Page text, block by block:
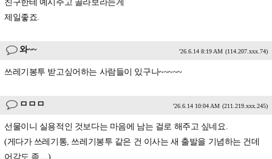
친구한테 예시주고 골라보라는게
제일좋죠.
와~~ '26.6.14 8:19 AM (114.207.xxx.74)
쓰레기봉투 받고싶어하는 사람들이 있구나~~~~~
ㅁㅁㅁ '26.6.14 10:04 AM (211.219.xxx.245)
선물이니 실용적인 것보다는 마음에 남는 걸로 해주고 싶네요.
(게다가 쓰레기통, 쓰레기봉투 같은 건 이사는 새 출발을 기념하는 건데
어감도 좀....)